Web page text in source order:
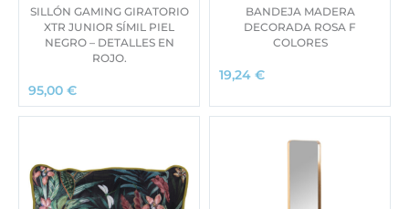
SILLÓN GAMING GIRATORIO
XTR JUNIOR SÍMIL PIEL
NEGRO – DETALLES EN
ROJO.
95,00 €
BANDEJA MADERA
DECORADA ROSA F
COLORES
19,24 €